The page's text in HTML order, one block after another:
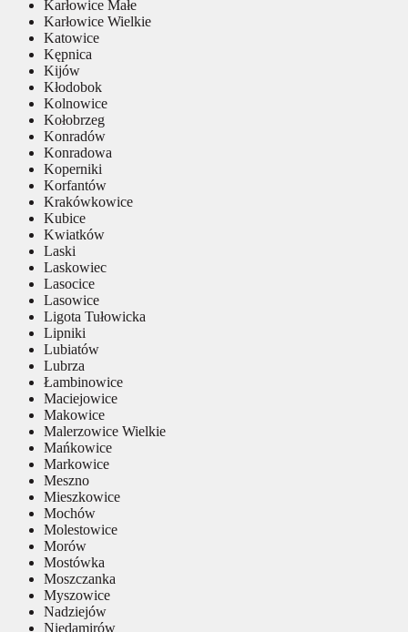
Karłowice Małe
Karłowice Wielkie
Katowice
Kępnica
Kijów
Kłodobok
Kolnowice
Kołobrzeg
Konradów
Konradowa
Koperniki
Korfantów
Krakówkowice
Kubice
Kwiatków
Laski
Laskowiec
Lasocice
Lasowice
Ligota Tułowicka
Lipniki
Lubiatów
Lubrza
Łambinowice
Maciejowice
Makowice
Malerzowice Wielkie
Mańkowice
Markowice
Meszno
Mieszkowice
Mochów
Molestowice
Morów
Mostówka
Moszczanka
Myszowice
Nadziejów
Niedamirów